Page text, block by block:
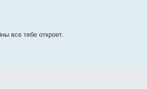
все тебе откроет.